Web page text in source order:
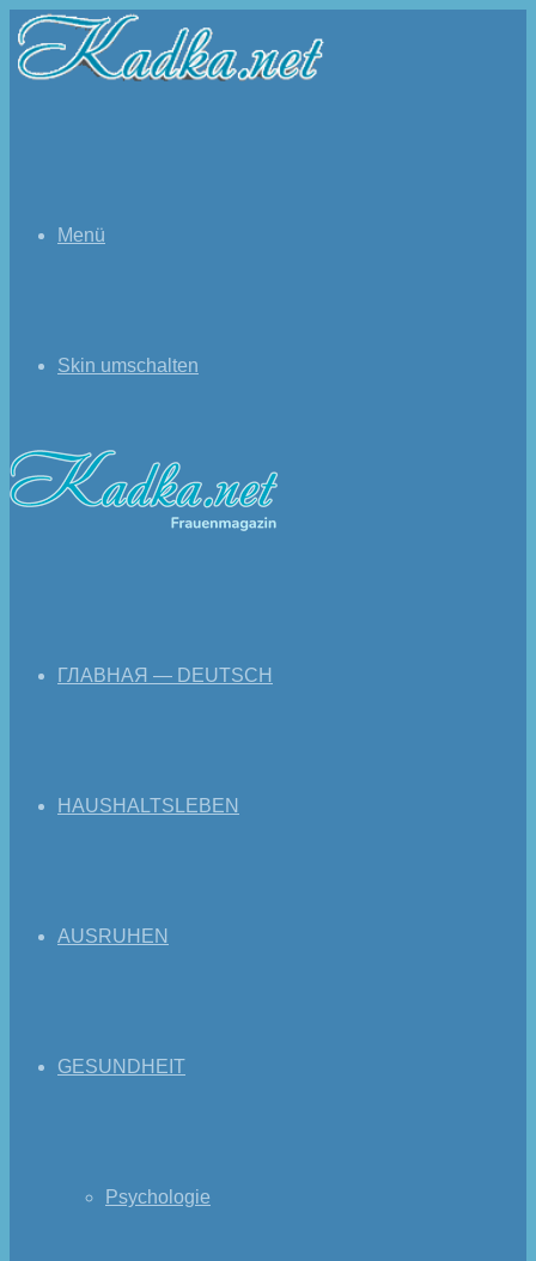
Menü
Skin umschalten
ГЛАВНАЯ — DEUTSCH
HAUSHALTSLEBEN
AUSRUHEN
GESUNDHEIT
Psychologie